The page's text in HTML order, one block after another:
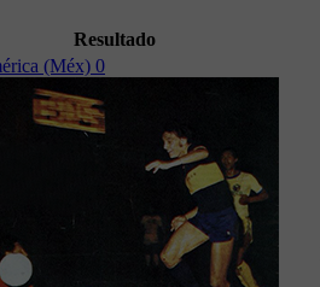
Resultado
(Méx) 0